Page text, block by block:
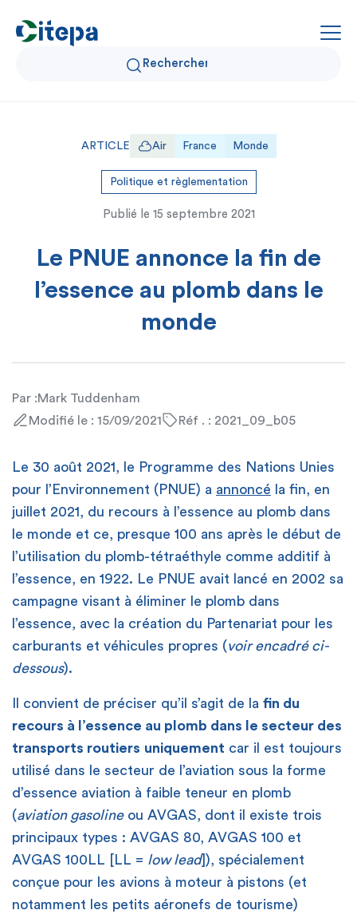
Qui sommes-nous ?
Données Air et Climat
Actualités et décryptages
Expertise et solutions
ARTICLE Air France Monde
Politique et règlementation
Publié le 15 septembre 2021
Le PNUE annonce la fin de
l’essence au plomb dans le
monde
Par :Mark Tuddenham
Modifié le : 15/09/2021
Réf . : 2021_09_b05
Le 30 août 2021, le Programme des Nations Unies
pour l’Environnement (PNUE) a annoncé la fin, en
juillet 2021, du recours à l’essence au plomb dans
le monde et ce, presque 100 ans après le début de
l’utilisation du plomb-tétraéthyle comme additif à
l’essence, en 1922. Le PNUE avait lancé en 2002 sa
campagne visant à éliminer le plomb dans
l’essence, avec la création du Partenariat pour les
carburants et véhicules propres (voir encadré ci-
dessous).
Il convient de préciser qu’il s’agit de la fin du
recours à l’essence au plomb dans le secteur des
transports routiers uniquement car il est toujours
utilisé dans le secteur de l’aviation sous la forme
d’essence aviation à faible teneur en plomb
(aviation gasolineou AVGAS, dont il existe trois
principaux types : AVGAS 80, AVGAS 100 et
AVGAS 100LL [LL = low lead]), spécialement
conçue pour les avions à moteur à pistons (et
notamment les petits aéronefs de tourisme)